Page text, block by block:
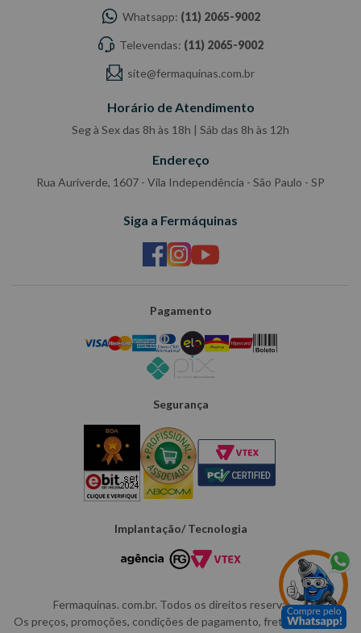
Whatsapp: (11) 2065-9002
Televendas: (11) 2065-9002
site@fermaquinas.com.br
Horário de Atendimento
Seg à Sex das 8h às 18h | Sáb das 8h às 12h
Endereço
Rua Auriverde, 1607 - Vila Independência - São Paulo - SP
Siga a Fermáquinas
Pagamento
Segurança
Implantação/ Tecnologia
Fermaquinas. com.br. Todos os direitos reservados.
Os preços, promoções, condições de pagamento, frete e produtos